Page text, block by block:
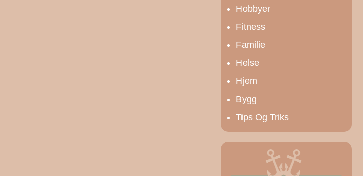
Hobbyer
Fitness
Familie
Helse
Hjem
Bygg
Tips Og Triks